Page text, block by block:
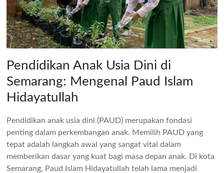
Pendidikan Anak Usia Dini di
Semarang: Mengenal Paud Islam
Hidayatullah
Pendidikan anak usia dini (PAUD) merupakan fondasi
penting dalam perkembangan anak. Memilih PAUD yang
tepat adalah langkah awal yang sangat vital dalam
memberikan dasar yang kuat bagi masa depan anak. Di kota
Semarang, Paud Islam Hidayatullah telah lama menjadi